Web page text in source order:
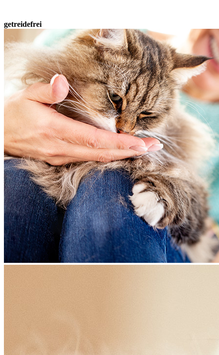
getreidefrei